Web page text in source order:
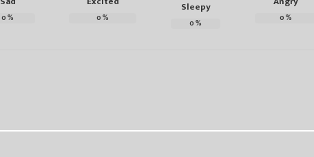
0% 0%
Sleepy
0% 0%